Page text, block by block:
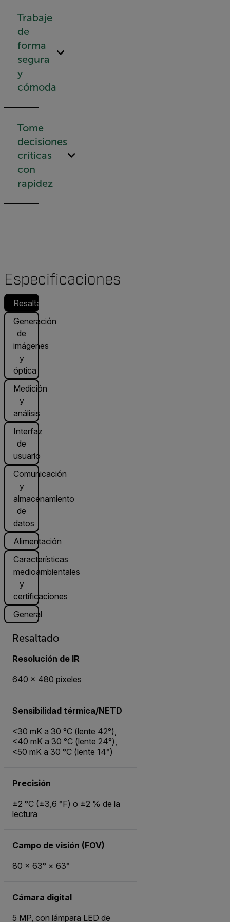
Trabaje
de
forma
segura
y
cómoda
Tome
decisiones
críticas
con
rapidez
Especificaciones
Resaltado
Generación
de
imágenes
y
óptica
Medición
y
análisis
Interfaz
de
usuario
Comunicación
y
almacenamiento
de
datos
Alimentación
Características
medioambientales
y
certificaciones
General
Resaltado
Resolución de IR
640 × 480 píxeles
Sensibilidad térmica/NETD
<30 mK a 30 °C (lente 42°),
<40 mK a 30 °C (lente 24°),
<50 mK a 30 °C (lente 14°)
Precisión
±2 °C (±3,6 °F) o ±2 % de la
lectura
Campo de visión (FOV)
80 × 63° × 63°
Cámara digital
5 MP, con lámpara LED de